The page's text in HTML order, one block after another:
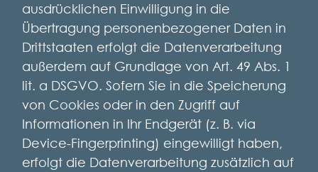
ausdrücklichen Einwilligung in die
Übertragung personenbezogener Daten in
Drittstaaten erfolgt die Datenverarbeitung
außerdem auf Grundlage von Art. 49 Abs. 1
lit. a DSGVO. Sofern Sie in die Speicherung
von Cookies oder in den Zugriff auf
Informationen in Ihr Endgerät (z. B. via
Device-Fingerprinting) eingewilligt haben,
erfolgt die Datenverarbeitung zusätzlich auf